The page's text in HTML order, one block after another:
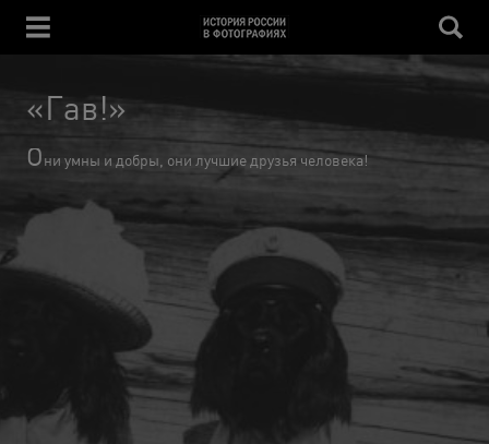
«Гав!»
Они умны и добры, они лучшие друзья человека!